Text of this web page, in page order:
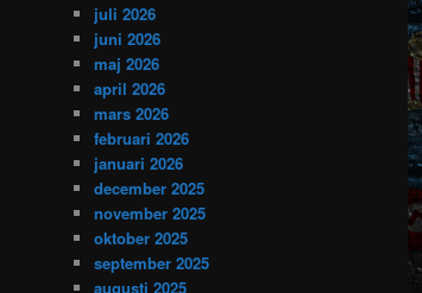
juli 2026
juni 2026
maj 2026
april 2026
mars 2026
februari 2026
januari 2026
december 2025
november 2025
oktober 2025
september 2025
augusti 2025